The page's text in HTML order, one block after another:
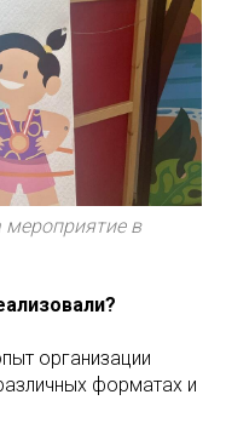
в
организации
форматах и